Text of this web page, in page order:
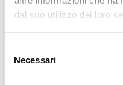
dal suo utilizzo dei loro
delNecessari